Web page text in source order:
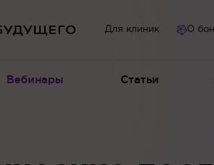
Вебинары Статьи
Для клиник О